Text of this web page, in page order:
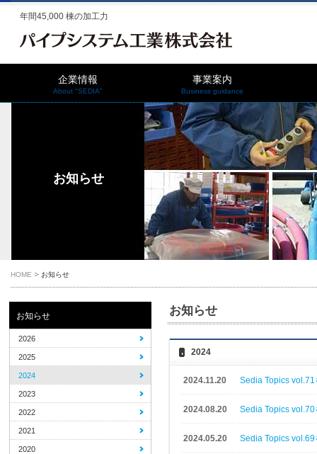
年間45,000 棟の加工力
企業情報
About "SEDIA"
事業案内
Business guidance
お知らせ
HOME お知らせ
お知らせ
2024
2024.11.20 Sedia Topics
2024.08.20 Sedia Topics
2024.05.20 Sedia Topics
お知らせ
2026
2025
2024
2023
2022
2021
2020